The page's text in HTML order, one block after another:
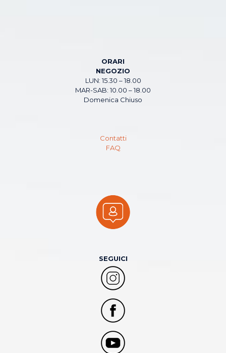
ORARI
NEGOZIO
LUN: 15.30 – 18.00
MAR-SAB: 10.00 – 18.00
Domenica Chiuso
Contatti
FAQ
SEGUICI